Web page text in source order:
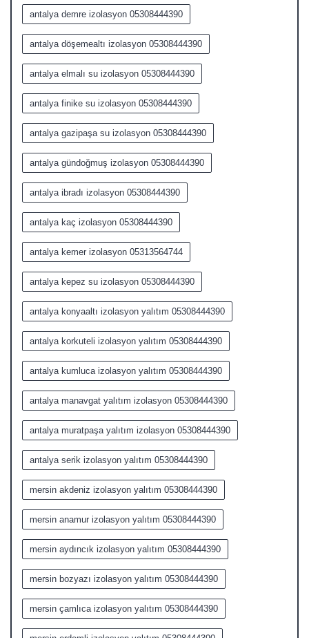
antalya demre izolasyon 05308444390
antalya döşemealtı izolasyon 05308444390
antalya elmalı su izolasyon 05308444390
antalya finike su izolasyon 05308444390
antalya gazipaşa su izolasyon 05308444390
antalya gündoğmuş izolasyon 05308444390
antalya ibradı izolasyon 05308444390
antalya kaç izolasyon 05308444390
antalya kemer izolasyon 05313564744
antalya kepez su izolasyon 05308444390
antalya konyaaltı izolasyon yalıtım 05308444390
antalya korkuteli izolasyon yalıtım 05308444390
antalya kumluca izolasyon yalıtım 05308444390
antalya manavgat yalıtım izolasyon 05308444390
antalya muratpaşa yalıtım izolasyon 05308444390
antalya serik izolasyon yalıtım 05308444390
mersin akdeniz izolasyon yalıtım 05308444390
mersin anamur izolasyon yalıtım 05308444390
mersin aydıncık izolasyon yalıtım 05308444390
mersin bozyazı izolasyon yalıtım 05308444390
mersin çamlıca izolasyon yalıtım 05308444390